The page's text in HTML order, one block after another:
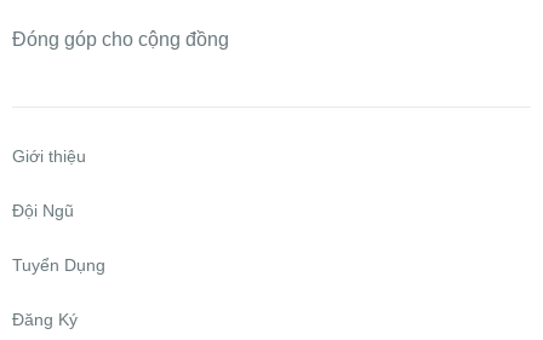
Đóng góp cho cộng đồng
Giới thiệu
Đội Ngũ
Tuyển Dụng
Đăng Ký